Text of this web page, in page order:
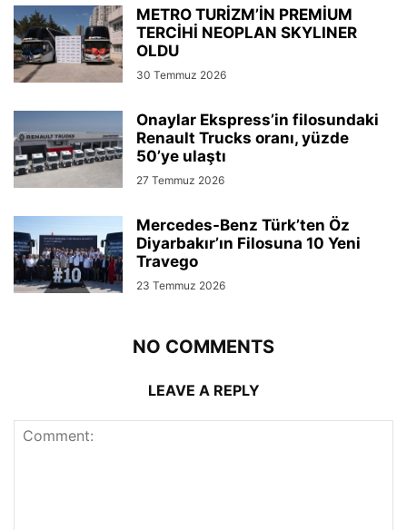
METRO TURİZM’İN PREMİUM
TERCİHİ NEOPLAN SKYLINER
OLDU
30 Temmuz 2026
Onaylar Ekspress’in filosundaki
Renault Trucks oranı, yüzde
50’ye ulaştı
27 Temmuz 2026
Mercedes-Benz Türk’ten Öz
Diyarbakır’ın Filosuna 10 Yeni
Travego
23 Temmuz 2026
NO COMMENTS
LEAVE A REPLY